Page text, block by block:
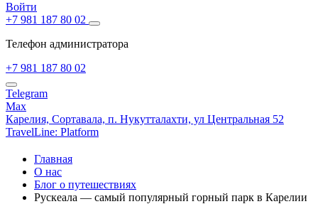
Войти
+7 981 187 80 02
Телефон администратора
+7 981 187 80 02
Telegram
Max
Карелия, Сортавала, п. Нукутталахти, ул Центральная 52
TravelLine: Platform
Главная
О нас
Блог о путешествиях
Рускеала — самый популярный горный парк в Карелии